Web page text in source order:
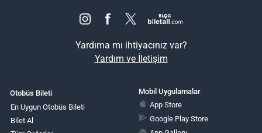
Yardıma mı ihtiyacınız var?
Yardım ve İletişim
Otobüs Bileti
En Uygun Otobüs Bileti
Bilet Al
Mobil Uygulamalar
App Store
Google Play Store